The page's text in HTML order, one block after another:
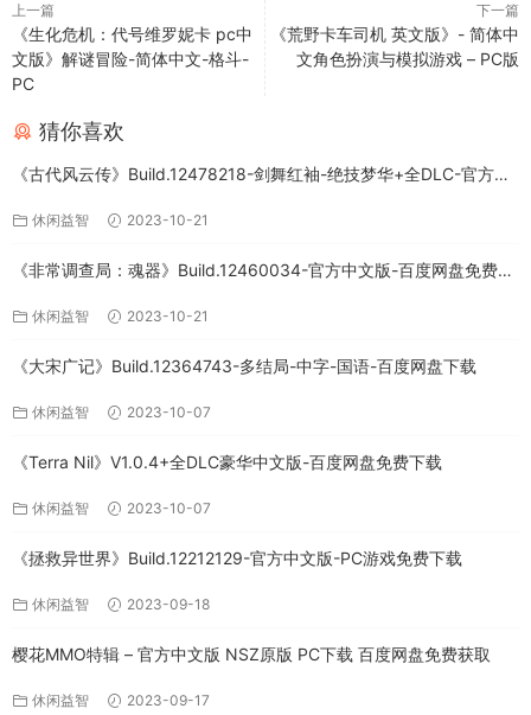
上一篇
《生化危机：代号维罗妮卡 pc中
文版》解谜冒险-简体中文-格斗-
PC
下一篇
《荒野卡车司机 英文版》- 简体中
文角色扮演与模拟游戏 – PC版
猜你喜欢
《古代风云传》Build.12478218-剑舞红袖-绝技梦华+全DLC-官方中
休闲益智 2023-10-21
《非常调查局：魂器》Build.12460034-官方中文版-百度网盘免费下
休闲益智 2023-10-21
《大宋广记》Build.12364743-多结局-中字-国语-百度网盘下载
休闲益智 2023-10-07
《Terra Nil》V1.0.4+全DLC豪华中文版-百度网盘免费下载
休闲益智 2023-10-07
《拯救异世界》Build.12212129-官方中文版-PC游戏免费下载
休闲益智 2023-09-18
樱花MMO特辑 – 官方中文版 NSZ原版 PC下载 百度网盘免费获取
休闲益智 2023-09-17